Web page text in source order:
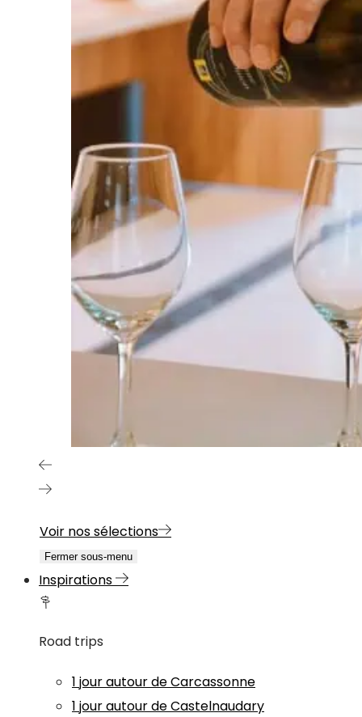
Voir nos sélections
Fermer sous-menu
Inspirations
Road trips
1 jour autour de Carcassonne
1 jour autour de Castelnaudary